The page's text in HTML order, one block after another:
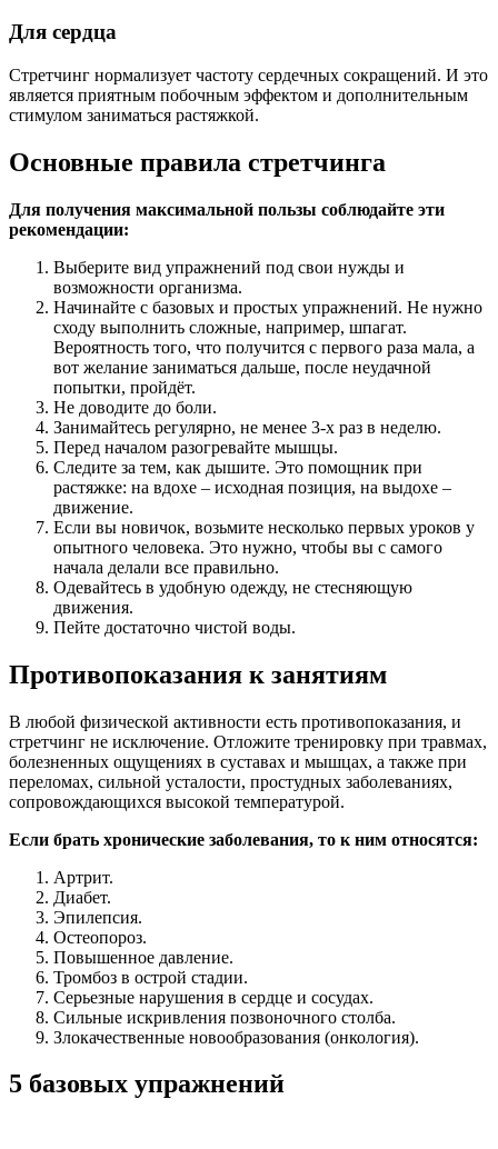
Для сердца
Стретчинг нормализует частоту сердечных сокращений. И это
является приятным побочным эффектом и дополнительным
стимулом заниматься растяжкой.
Основные правила стретчинга
Для получения максимальной пользы соблюдайте эти
рекомендации:
Выберите вид упражнений под свои нужды и
возможности организма.
Начинайте с базовых и простых упражнений. Не нужно
сходу выполнить сложные, например, шпагат.
Вероятность того, что получится с первого раза мала, а
вот желание заниматься дальше, после неудачной
попытки, пройдёт.
Не доводите до боли.
Занимайтесь регулярно, не менее 3-х раз в неделю.
Перед началом разогревайте мышцы.
Следите за тем, как дышите. Это помощник при
растяжке: на вдохе – исходная позиция, на выдохе –
движение.
Если вы новичок, возьмите несколько первых уроков у
опытного человека. Это нужно, чтобы вы с самого
начала делали все правильно.
Одевайтесь в удобную одежду, не стесняющую
движения.
Пейте достаточно чистой воды.
Противопоказания к занятиям
В любой физической активности есть противопоказания, и
стретчинг не исключение. Отложите тренировку при травмах,
болезненных ощущениях в суставах и мышцах, а также при
переломах, сильной усталости, простудных заболеваниях,
сопровождающихся высокой температурой.
Если брать хронические заболевания, то к ним относятся:
Артрит.
Диабет.
Эпилепсия.
Остеопороз.
Повышенное давление.
Тромбоз в острой стадии.
Серьезные нарушения в сердце и сосудах.
Сильные искривления позвоночного столба.
Злокачественные новообразования (онкология).
5 базовых упражнений